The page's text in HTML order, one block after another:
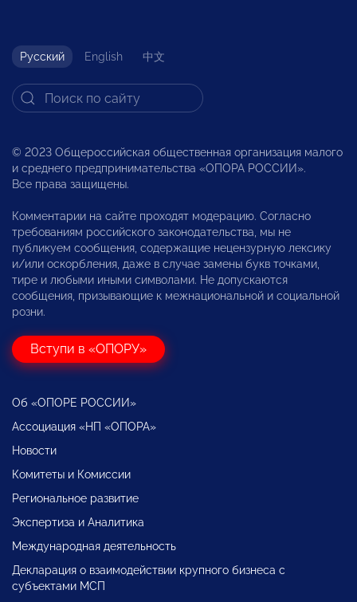
Русский English 中文
© 2023 Общероссийская общественная организация малого
и среднего предпринимательства «ОПОРА РОССИИ».
Все права защищены.
Комментарии на сайте проходят модерацию. Согласно
требованиям российского законодательства, мы не
публикуем сообщения, содержащие нецензурную лексику
и/или оскорбления, даже в случае замены букв точками,
тире и любыми иными символами. Не допускаются
сообщения, призывающие к межнациональной и социальной
розни.
Вступи в «ОПОРУ»
Об «ОПОРЕ РОССИИ»
Ассоциация «НП «ОПОРА»
Новости
Комитеты и Комиссии
Региональное развитие
Экспертиза и Аналитика
Международная деятельность
Декларация о взаимодействии крупного бизнеса с
субъектами МСП